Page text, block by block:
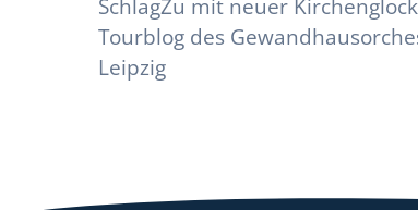
Tourblog des
Leipzig